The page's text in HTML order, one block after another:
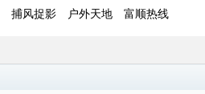
捕风捉影
户外天地 富顺热线